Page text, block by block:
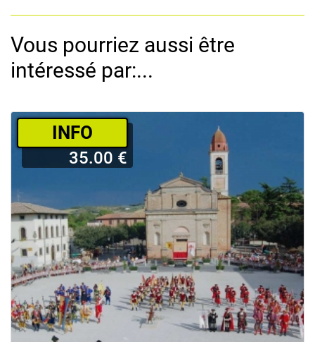
Vous pourriez aussi être
intéressé par:...
­INFO
35.00 €